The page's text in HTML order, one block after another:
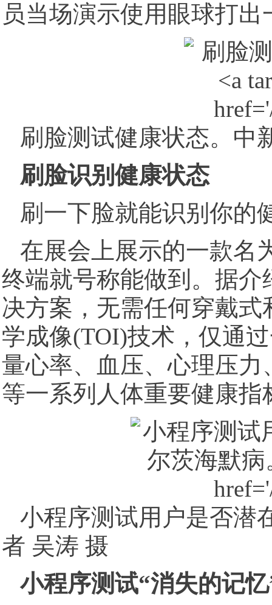
员当场演示使用眼球打出
刷脸测试健康状态。中
刷脸识别健康状态
刷一下脸就能识别你的
在展会上展示的一款名
终端就号称能做到。据
决方案，无需任何穿戴
学成像(TOI)技术，仅通
量心率、血压、心理压
等一系列人体重要健康指
小程序测试用户是否潜
者 吴涛 摄
小程序测试“消失的记